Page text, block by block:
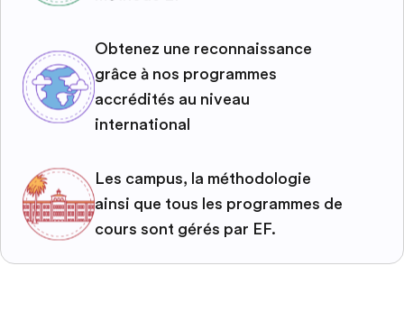
Obtenez une reconnaissance
grâce à nos programmes
accrédités au niveau
international
Les campus, la méthodologie
ainsi que tous les programmes de
cours sont gérés par EF.